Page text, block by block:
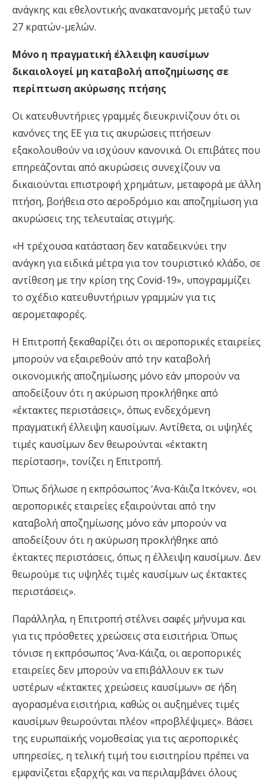
ανάγκης και εθελοντικής ανακατανομής μεταξύ των
27 κρατών-μελών.
Μόνο η πραγματική έλλειψη καυσίμων
δικαιολογεί μη καταβολή αποζημίωσης σε
περίπτωση ακύρωσης πτήσης
Οι κατευθυντήριες γραμμές διευκρινίζουν ότι οι
κανόνες της ΕΕ για τις ακυρώσεις πτήσεων
εξακολουθούν να ισχύουν κανονικά. Οι επιβάτες που
επηρεάζονται από ακυρώσεις συνεχίζουν να
δικαιούνται επιστροφή χρημάτων, μεταφορά με άλλη
πτήση, βοήθεια στο αεροδρόμιο και αποζημίωση για
ακυρώσεις της τελευταίας στιγμής.
«Η τρέχουσα κατάσταση δεν καταδεικνύει την
ανάγκη για ειδικά μέτρα για τον τουριστικό κλάδο, σε
αντίθεση με την κρίση της Covid-19», υπογραμμίζει
το σχέδιο κατευθυντήριων γραμμών για τις
αερομεταφορές.
Η Επιτροπή ξεκαθαρίζει ότι οι αεροπορικές εταιρείες
μπορούν να εξαιρεθούν από την καταβολή
οικονομικής αποζημίωσης μόνο εάν μπορούν να
αποδείξουν ότι η ακύρωση προκλήθηκε από
«έκτακτες περιστάσεις», όπως ενδεχόμενη
πραγματική έλλειψη καυσίμων. Αντίθετα, οι υψηλές
τιμές καυσίμων δεν θεωρούνται «έκτακτη
περίσταση», τονίζει η Επιτροπή.
Όπως δήλωσε η εκπρόσωπος ‘Ανα-Κάιζα Ιτκόνεν, «οι
αεροπορικές εταιρείες εξαιρούνται από την
καταβολή αποζημίωσης μόνο εάν μπορούν να
αποδείξουν ότι η ακύρωση προκλήθηκε από
έκτακτες περιστάσεις, όπως η έλλειψη καυσίμων. Δεν
θεωρούμε τις υψηλές τιμές καυσίμων ως έκτακτες
περιστάσεις».
Παράλληλα, η Επιτροπή στέλνει σαφές μήνυμα και
για τις πρόσθετες χρεώσεις στα εισιτήρια. Όπως
τόνισε η εκπρόσωπος ‘Ανα-Κάιζα, οι αεροπορικές
εταιρείες δεν μπορούν να επιβάλλουν εκ των
υστέρων «έκτακτες χρεώσεις καυσίμων» σε ήδη
αγορασμένα εισιτήρια, καθώς οι αυξημένες τιμές
καυσίμων θεωρούνται πλέον «προβλέψιμες». Βάσει
της ευρωπαϊκής νομοθεσίας για τις αεροπορικές
υπηρεσίες, η τελική τιμή του εισιτηρίου πρέπει να
εμφανίζεται εξαρχής και να περιλαμβάνει όλους